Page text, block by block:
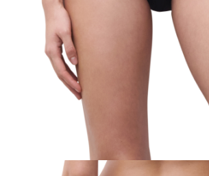
５．嚴禁一人註冊多個帳號或使用他人資訊註冊。若
恩沛科技股份有限公司將有權停止該用戶之使用額度